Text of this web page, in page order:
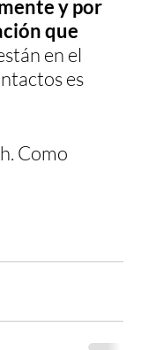
y por
que
en el
es
Como